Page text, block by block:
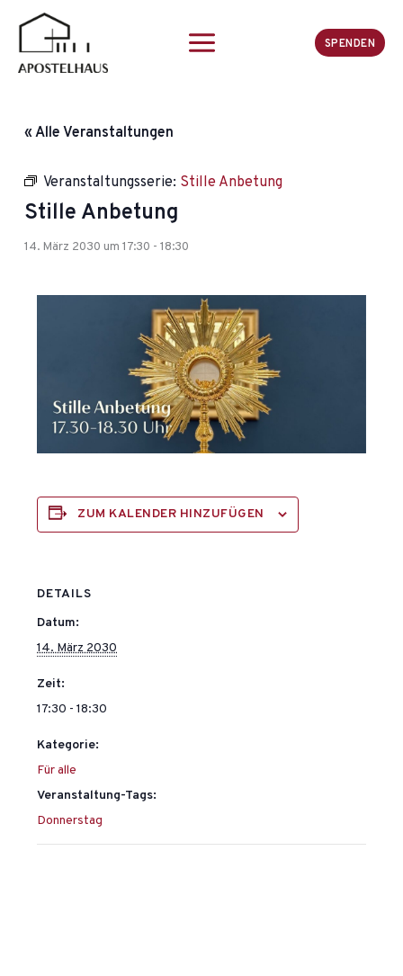
springen
SPENDEN
« Alle Veranstaltungen
Veranstaltungsserie: Stille Anbetung
Stille Anbetung
14. März 2030 um 17:30 -18:30
ZUM KALENDER HINZUFÜGEN
DETAILS
Datum:
14. März 2030
Zeit:
17:30 - 18:30
Kategorie:
Für alle
Veranstaltung-Tags:
Donnerstag